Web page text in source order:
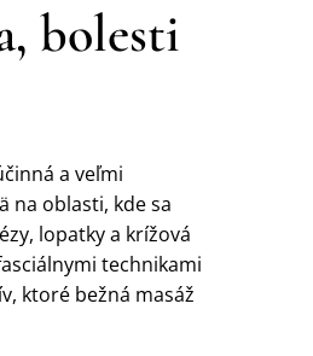
bolesti
a veľmi
na oblasti, kde sa
lopatky a krížová
technikami
ktoré bežná masáž